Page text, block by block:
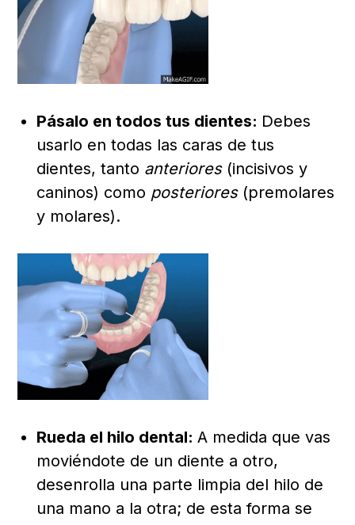
Pásalo en todos tus dientes: Debes
usarlo en todas las caras de tus
dientes, tanto anteriores(incisivos y
caninos) como posteriores(premolares
y molares).
Rueda el hilo dental:A medida que vas
moviéndote de un diente a otro,
desenrolla una parte limpia del hilo de
una mano a la otra; de esta forma se